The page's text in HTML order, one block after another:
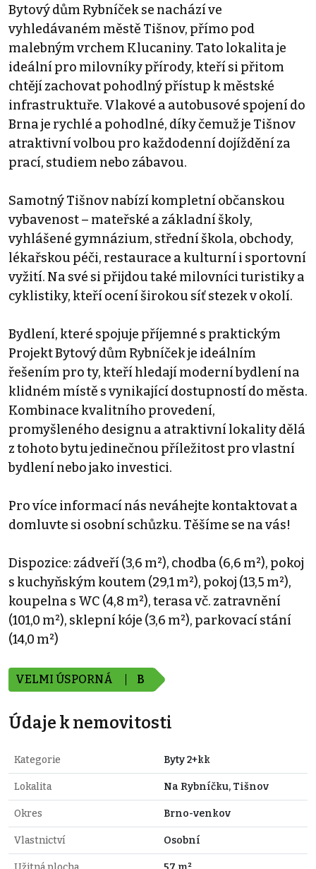
Bytový dům Rybníček se nachází ve
vyhledávaném městě Tišnov, přímo pod
malebným vrchem Klucaniny. Tato lokalita je
ideální pro milovníky přírody, kteří si přitom
chtějí zachovat pohodlný přístup k městské
infrastruktuře. Vlakové a autobusové spojení do
Brna je rychlé a pohodlné, díky čemuž je Tišnov
atraktivní volbou pro každodenní dojíždění za
prací, studiem nebo zábavou.
Samotný Tišnov nabízí kompletní občanskou
vybavenost – mateřské a základní školy,
vyhlášené gymnázium, střední škola, obchody,
lékařskou péči, restaurace a kulturní i sportovní
vyžití. Na své si přijdou také milovníci turistiky a
cyklistiky, kteří ocení širokou síť stezek v okolí.
Bydlení, které spojuje příjemné s praktickým
Projekt Bytový dům Rybníček je ideálním
řešením pro ty, kteří hledají moderní bydlení na
klidném místě s vynikající dostupností do města.
Kombinace kvalitního provedení,
promyšleného designu a atraktivní lokality dělá
z tohoto bytu jedinečnou příležitost pro vlastní
bydlení nebo jako investici.
Pro více informací nás neváhejte kontaktovat a
domluvte si osobní schůzku. Těšíme se na vás!
Dispozice: zádveří (3,6 m²), chodba (6,6 m²), pokoj
s kuchyňským koutem (29,1 m²), pokoj (13,5 m²),
koupelna s WC (4,8 m²), terasa vč. zatravnění
(101,0 m²), sklepní kóje (3,6 m²), parkovací stání
(14,0 m²)
VELMI ÚSPORNÁ B
Údaje k nemovitosti
Kategorie Byty 2+kk
Lokalita Na Rybníčku, Tišnov
Okres Brno-venkov
Vlastnictví Osobní